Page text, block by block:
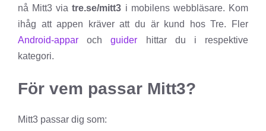
nå Mitt3 viatre.se/mitt3 i mobilens webbläsare. Kom
ihåg att appen kräver att du är kund hos Tre. Fler
Android-appar ochguider hittar du i respektive
kategori.
För vem passar Mitt3?
Mitt3 passar dig som: